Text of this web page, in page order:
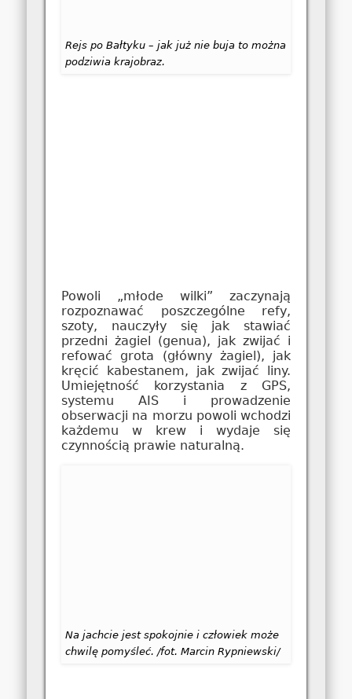
Rejs po Bałtyku – jak już nie buja to można
podziwia krajobraz.
Powoli „młode wilki” zaczynają
rozpoznawać poszczególne refy,
szoty, nauczyły się jak stawiać
przedni żagiel (genua), jak zwijać i
refować grota (główny żagiel), jak
kręcić kabestanem, jak zwijać liny.
Umiejętność korzystania z GPS,
systemu AIS i prowadzenie
obserwacji na morzu powoli wchodzi
każdemu w krew i wydaje się
czynnością prawie naturalną.
Na jachcie jest spokojnie i człowiek może
chwilę pomyśleć. /fot. Marcin Rypniewski/